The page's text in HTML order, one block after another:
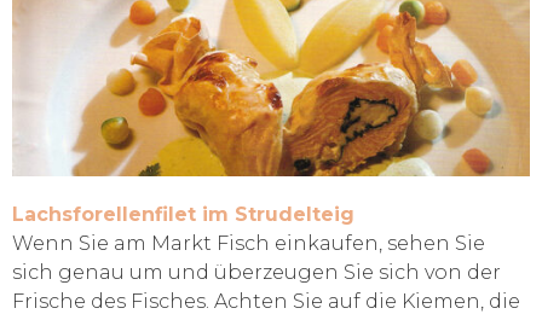
Lachsforellenfilet im Strudelteig
Wenn Sie am Markt Fisch einkaufen, sehen Sie
sich genau um und überzeugen Sie sich von der
Frische des Fisches. Achten Sie auf die Kiemen, die